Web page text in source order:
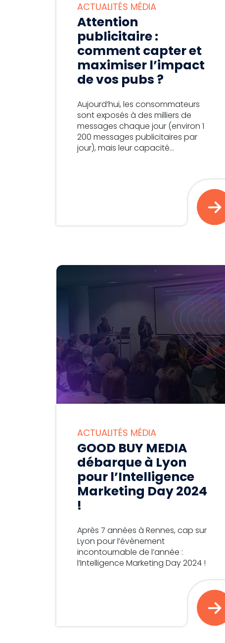
ACTUALITÉS MÉDIA
Attention
publicitaire :
comment capter et
maximiser l’impact
de vos pubs ?
Aujourd’hui, les consommateurs
sont exposés à des milliers de
messages chaque jour (environ 1
200 messages publicitaires par
jour), mais leur capacité...
ACTUALITÉS MÉDIA
GOOD BUY MEDIA
débarque à Lyon
pour l’Intelligence
Marketing Day 2024
!
Après 7 années à Rennes, cap sur
Lyon pour l’évènement
incontournable de l’année :
l’Intelligence Marketing Day 2024 !